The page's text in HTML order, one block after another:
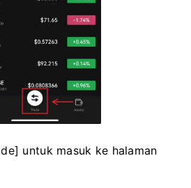
untuk masuk ke halaman